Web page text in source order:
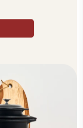
de masa: si
para freír.
todos lados.
y
para eliminar